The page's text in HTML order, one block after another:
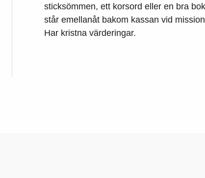
sticksömmen, ett korsord eller en bra
står emellanåt bakom kassan vid
Har kristna värderingar.